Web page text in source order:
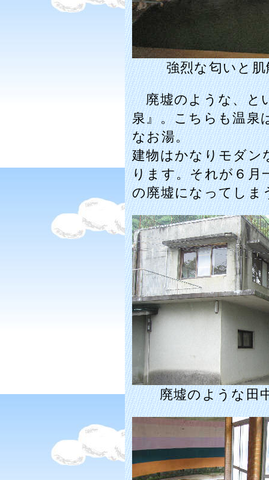
強烈な匂いと
廃墟のような、と
泉』。こちらも温泉
なお湯。
建物はかなりモダン
ります。それが６月
の廃墟になってしま
廃墟のような田